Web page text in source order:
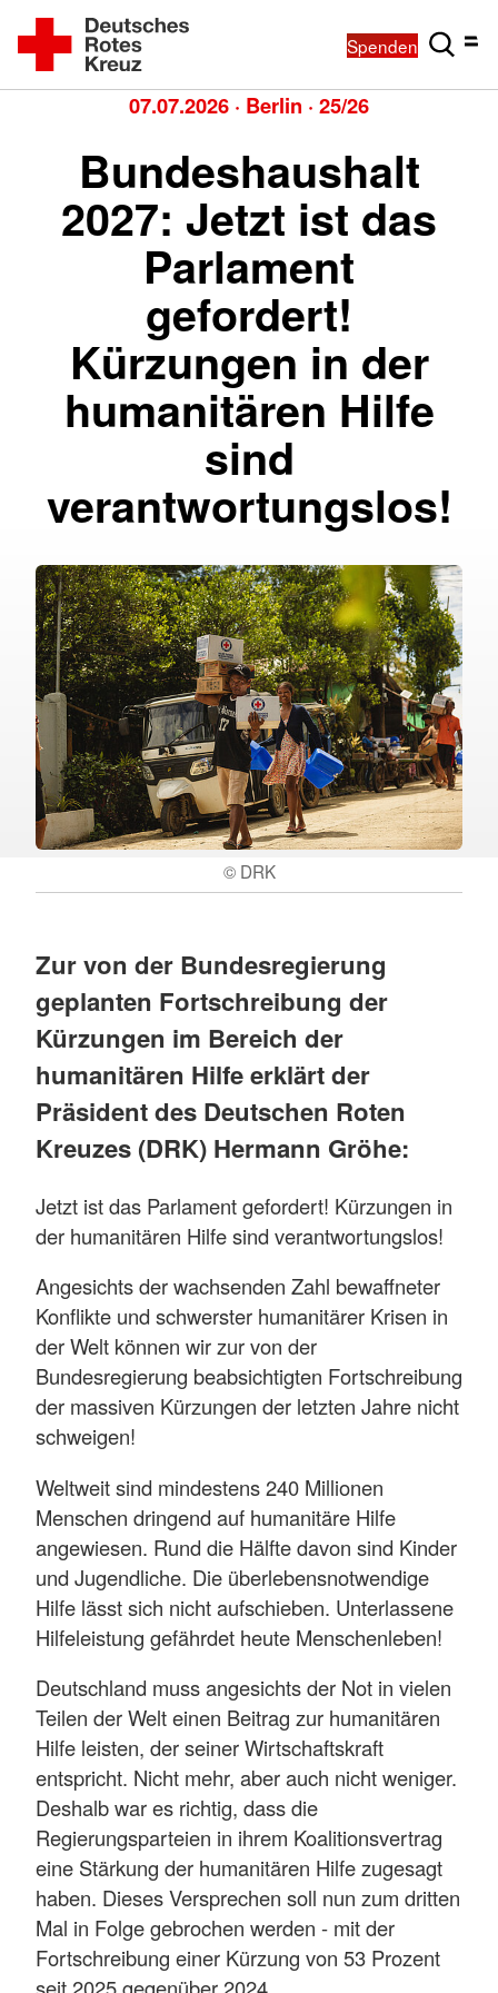
Spenden
07.07.2026 · Berlin · 25/26
Bundeshaushalt
2027: Jetzt ist das
Parlament
gefordert!
Kürzungen in der
humanitären Hilfe
sind
verantwortungslos!
© DRK
Zur von der Bundesregierung
geplanten Fortschreibung der
Kürzungen im Bereich der
humanitären Hilfe erklärt der
Präsident des Deutschen Roten
Kreuzes (DRK) Hermann Gröhe:
Jetzt ist das Parlament gefordert! Kürzungen in
der humanitären Hilfe sind verantwortungslos!
Angesichts der wachsenden Zahl bewaffneter
Konflikte und schwerster humanitärer Krisen in
der Welt können wir zur von der
Bundesregierung beabsichtigten Fortschreibung
der massiven Kürzungen der letzten Jahre nicht
schweigen!
Weltweit sind mindestens 240 Millionen
Menschen dringend auf humanitäre Hilfe
angewiesen. Rund die Hälfte davon sind Kinder
und Jugendliche. Die überlebensnotwendige
Hilfe lässt sich nicht aufschieben. Unterlassene
Hilfeleistung gefährdet heute Menschenleben!
Deutschland muss angesichts der Not in vielen
Teilen der Welt einen Beitrag zur humanitären
Hilfe leisten, der seiner Wirtschaftskraft
entspricht. Nicht mehr, aber auch nicht weniger.
Deshalb war es richtig, dass die
Regierungsparteien in ihrem Koalitionsvertrag
eine Stärkung der humanitären Hilfe zugesagt
haben. Dieses Versprechen soll nun zum dritten
Mal in Folge gebrochen werden - mit der
Fortschreibung einer Kürzung von 53 Prozent